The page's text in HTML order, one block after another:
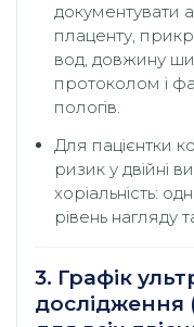
документувати
плаценту,
вод, довжину
протоколом і
пологів.
Для пацієнтки
ризик у двійні
хоріальність:
рівень нагляду
3. Графік
дослідження